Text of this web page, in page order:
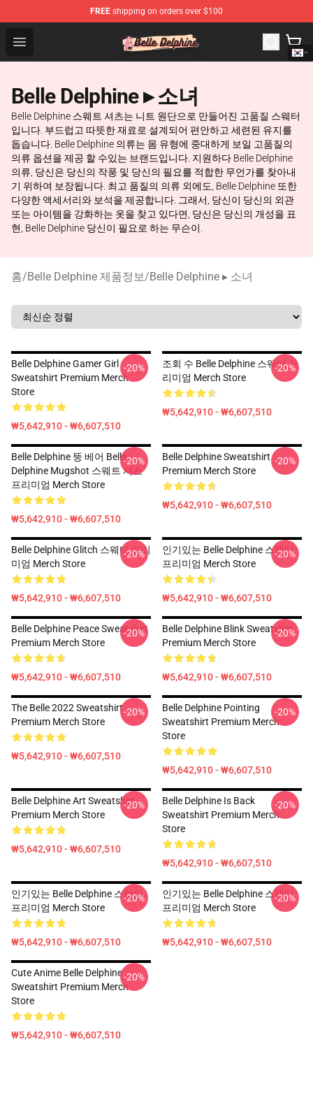
FREE shipping on orders over $100
Open menu
Belle Delphine Store - Official Belle Delphine
Belle Delphine ▸ 소녀
Belle Delphine 스웨트 셔츠는 니트 원단으로 만들어진 고품질 스웨터
입니다. 부드럽고 따뜻한 재료로 설계되어 편안하고 세련된 유지를
돕습니다. Belle Delphine 의류는 몸 유형에 중대하게 보일 고품질의
의류 옵션을 제공 할 수있는 브랜드입니다. 지원하다 Belle Delphine
의류, 당신은 당신의 작풍 및 당신의 필요를 적합한 무언가를 찾아내
기 위하여 보장됩니다. 최고 품질의 의류 외에도, Belle Delphine 또한
다양한 액세서리와 보석을 제공합니다. 그래서, 당신이 당신의 외관
또는 아이템을 강화하는 옷을 찾고 있다면, 당신은 당신의 개성을 표
현, Belle Delphine 당신이 필요로 하는 무슨이.
홈/Belle Delphine 제품정보/Belle Delphine ▸ 소녀
Belle Delphine Gamer Girl
Sweatshirt Premium Merch
Store
₩5,642,910 - ₩6,607,510
-20%
조회 수 Belle Delphine 스웨터 프
리미엄 Merch Store
₩5,642,910 - ₩6,607,510
-20%
Belle Delphine 뚱 베어 Belle
Delphine Mugshot 스웨트 셔츠
프리미엄 Merch Store
₩5,642,910 - ₩6,607,510
-20%
Belle Delphine Sweatshirt
Premium Merch Store
₩5,642,910 - ₩6,607,510
-20%
Belle Delphine Glitch 스웨터 프리
미엄 Merch Store
₩5,642,910 - ₩6,607,510
-20%
인기있는 Belle Delphine 스웨터
프리미엄 Merch Store
₩5,642,910 - ₩6,607,510
-20%
Belle Delphine Peace Sweatshirt
Premium Merch Store
₩5,642,910 - ₩6,607,510
-20%
Belle Delphine Blink Sweatshirt
Premium Merch Store
₩5,642,910 - ₩6,607,510
-20%
The Belle 2022 Sweatshirt
Premium Merch Store
₩5,642,910 - ₩6,607,510
-20%
Belle Delphine Pointing
Sweatshirt Premium Merch
Store
₩5,642,910 - ₩6,607,510
-20%
Belle Delphine Art Sweatshirt
Premium Merch Store
₩5,642,910 - ₩6,607,510
-20%
Belle Delphine Is Back
Sweatshirt Premium Merch
Store
₩5,642,910 - ₩6,607,510
-20%
인기있는 Belle Delphine 스웨터
프리미엄 Merch Store
₩5,642,910 - ₩6,607,510
-20%
인기있는 Belle Delphine 스웨터
프리미엄 Merch Store
₩5,642,910 - ₩6,607,510
-20%
Cute Anime Belle Delphine
Sweatshirt Premium Merch
Store
₩5,642,910 - ₩6,607,510
-20%